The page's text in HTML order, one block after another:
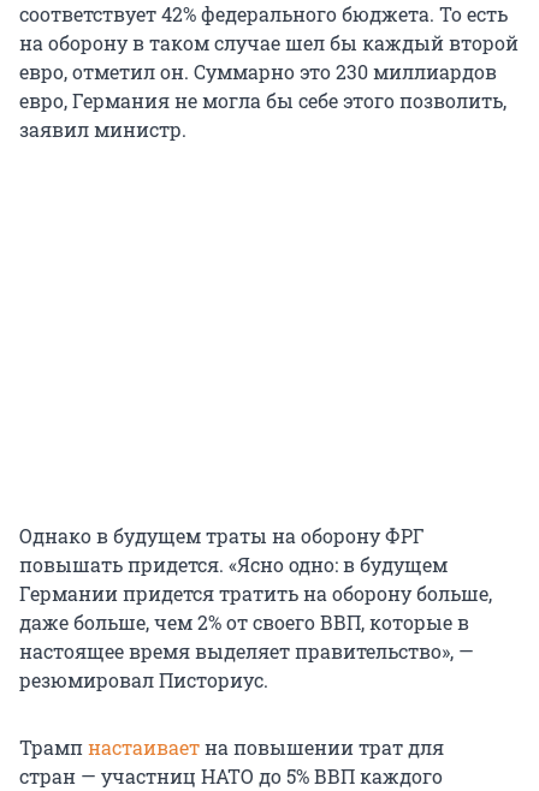
соответствует 42% федерального бюджета. То есть
на оборону в таком случае шел бы каждый второй
евро, отметил он. Суммарно это 230 миллиардов
евро, Германия не могла бы себе этого позволить,
заявил министр.
Однако в будущем траты на оборону ФРГ
повышать придется. «Ясно одно: в будущем
Германии придется тратить на оборону больше,
даже больше, чем 2% от своего ВВП, которые в
настоящее время выделяет правительство», —
резюмировал Писториус.
Трампнастаиваетна повышении трат для
стран — участниц НАТО до 5% ВВП каждого